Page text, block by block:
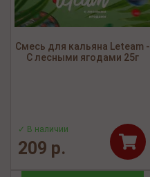
Смесь для кальяна Leteam -
С лесными ягодами 25г
✓ В наличии
209 р.